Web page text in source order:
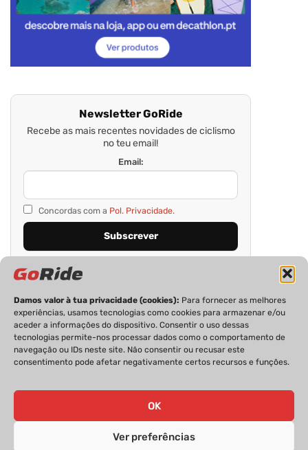
Damos valor à tua privacidade (cookies): Para fornecer as melhores
experiências, usamos tecnologias como cookies para armazenar e/ou
aceder a informações do dispositivo. Consentir o uso dessas
tecnologias permite-nos processar dados como o comportamento de
navegação ou IDs neste site. Não consentir ou recusar este
consentimento pode afetar negativamente certos recursos e funções.
OK
Ver preferências
Newsletter GoRide
Recebe as mais recentes novidades de ciclismo
no teu email!
Email:
Concordas com a Pol. Privacidade.
PRIVACIDADE FICHA TÉCNICA
ESTATUTO EDITORIAL